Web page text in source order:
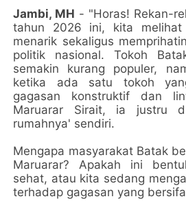
Jambi, MH - "Horas! Rekan-
tahun 2026 ini, kita melihat
menarik sekaligus
politik nasional. Tokoh
semakin kurang populer,
ketika ada satu tokoh
gagasan konstruktif dan
Maruarar Sirait, ia justru
rumahnya' sendiri.
Mengapa masyarakat Batak
Maruarar? Apakah ini
sehat, atau kita sedang
terhadap gagasan yang